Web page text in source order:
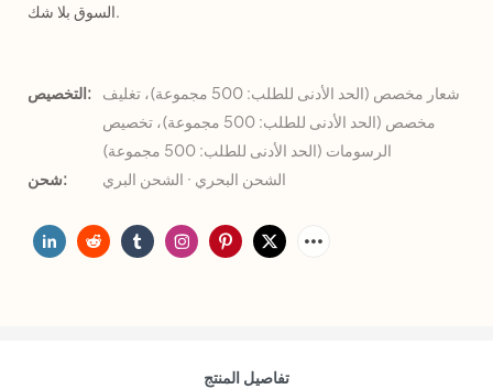
السوق بلا شك.
التخصيص:
شعار مخصص (الحد الأدنى للطلب: 500 مجموعة)، تغليف
مخصص (الحد الأدنى للطلب: 500 مجموعة)، تخصيص
الرسومات (الحد الأدنى للطلب: 500 مجموعة)
شحن:
الشحن البحري · الشحن البري
تفاصيل المنتج